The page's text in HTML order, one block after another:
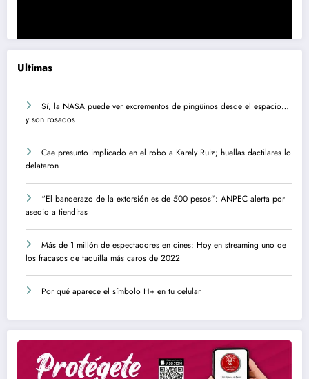
Ultimas
Sí, la NASA puede ver excrementos de pingüinos desde el espacio…
y son rosados
Cae presunto implicado en el robo a Karely Ruiz; huellas dactilares lo
delataron
“El banderazo de la extorsión es de 500 pesos”: ANPEC alerta por
asedio a tienditas
Más de 1 millón de espectadores en cines: Hoy en streaming uno de
los fracasos de taquilla más caros de 2022
Por qué aparece el símbolo H+ en tu celular